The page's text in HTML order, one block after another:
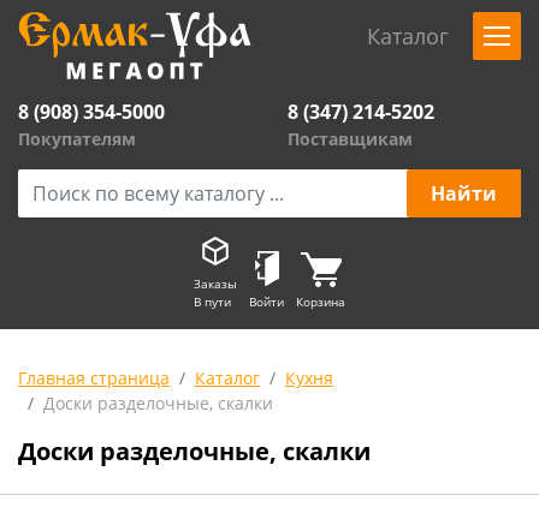
Каталог
8 (908) 354-5000
Покупателям
8 (347) 214-5202
Поставщикам
Заказы
В пути
Войти Корзина
Главная страница Каталог
Кухня
Доски разделочные, скалки
Доски разделочные, скалки